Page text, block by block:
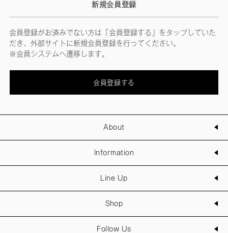
新規会員登録
会員登録がお済みでない方は「会員登録する」をタップしていた
だき、外部サイトに新規会員登録を行ってください。
※会員システムへ遷移します。
会員登録する
About
Information
Line Up
Shop
Follow Us